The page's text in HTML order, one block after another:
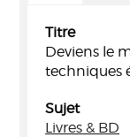
Titre
Deviens le
techniques
Sujet
Livres & BD